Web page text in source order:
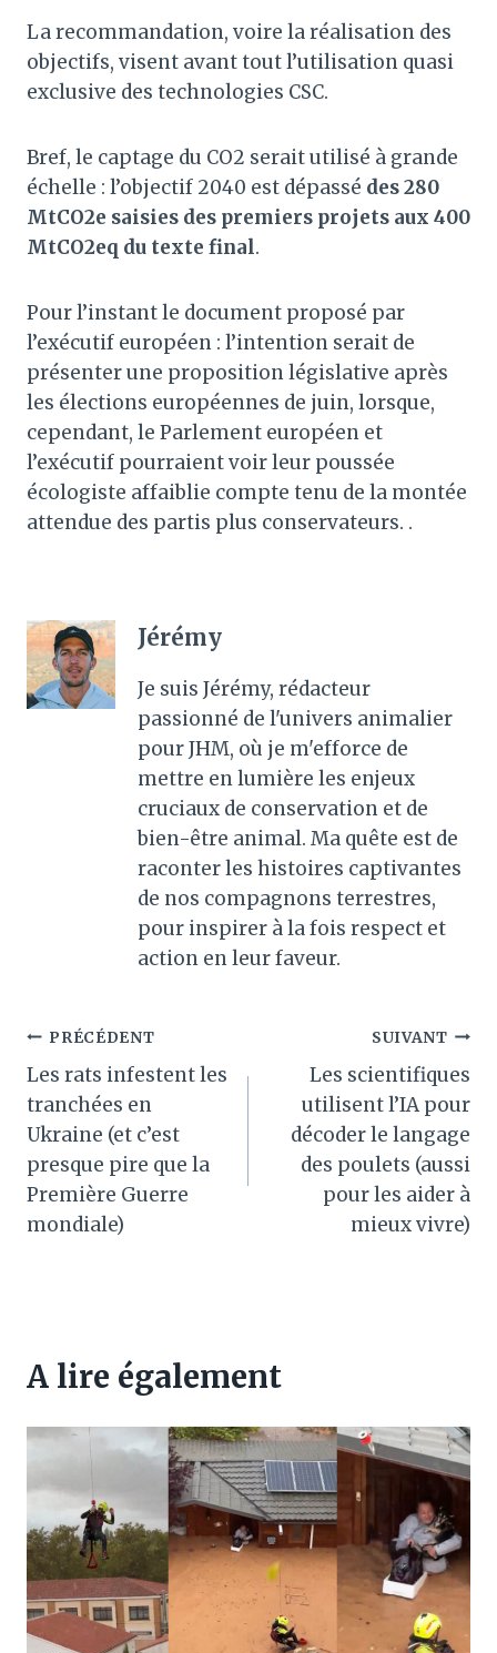
La recommandation, voire la réalisation des
objectifs, visent avant tout l’utilisation quasi
exclusive des technologies CSC.
Bref, le captage du CO2 serait utilisé à grande
échelle : l’objectif 2040 est dépassé des 280
MtCO2e saisies des premiers projets aux 400
MtCO2eq du texte final.
Pour l’instant le document proposé par
l’exécutif européen : l’intention serait de
présenter une proposition législative après
les élections européennes de juin, lorsque,
cependant, le Parlement européen et
l’exécutif pourraient voir leur poussée
écologiste affaiblie compte tenu de la montée
attendue des partis plus conservateurs. .
Jérémy
Je suis Jérémy, rédacteur
passionné de l'univers animalier
pour JHM, où je m'efforce de
mettre en lumière les enjeux
cruciaux de conservation et de
bien-être animal. Ma quête est de
raconter les histoires captivantes
de nos compagnons terrestres,
pour inspirer à la fois respect et
action en leur faveur.
Navigation
de
l’article
PRÉCÉDENT
Les rats infestent les
tranchées en
Ukraine (et c’est
presque pire que la
Première Guerre
mondiale)
SUIVANT
Les scientifiques
utilisent l’IA pour
décoder le langage
des poulets (aussi
pour les aider à
mieux vivre)
A lire également